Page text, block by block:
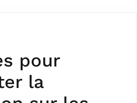
pour
la